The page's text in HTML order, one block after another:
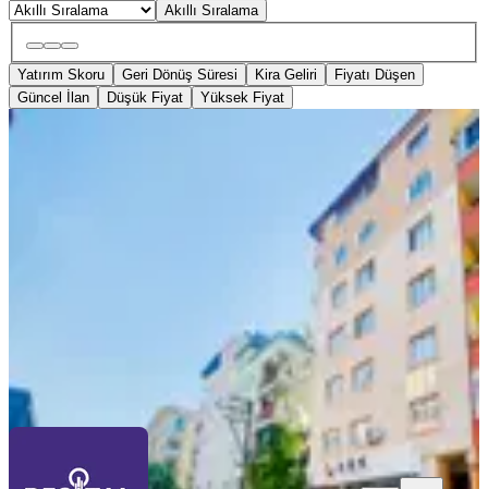
Akıllı Sıralama
Yatırım Skoru Geri Dönüş Süresi Kira Geliri
Fiyatı Düşen
Güncel İlan
Düşük Fiyat Yüksek Fiyat
YENİ
Bursa Hüdavendiğar'da Satılık Daire
Osmangazi, Dikkaldırım Mahallesi
09.08.2026
Gamze Kesti
Ara